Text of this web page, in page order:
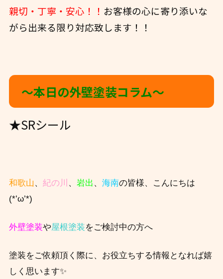
親切・丁寧・安心！！ お客様の心に寄り添いな
がら出来る限り対応致します！！
〜本日の外壁塗装コラム〜
★SRシール
和歌山 、 紀の川 、 岩出 、 海南の皆様、こんにちは
(*’ω’*)
外壁塗装や屋根塗装をご検討中の方へ
塗装をご依頼頂く際に、お役立ちする情報となれば嬉
しく思います✨